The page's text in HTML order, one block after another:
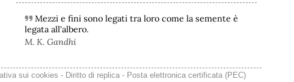
lucidità: la violenza non ha
[news] ILVA, ora la salute viene prima
PeaceLink: “Una vittoria storica dei cittadini, ora la salute viene
Genitori Tarantini che hanno ottenuto una vittoria storica davan
[news] Victor Jara, catturato l’ultimo dei suoi aguzzini
Mezzi e fini sono legati tra loro come la semente è
legata all'albero.
M. K. Gandhi
sui cookies - Diritto di replica- Posta elettronica certificata (PEC)